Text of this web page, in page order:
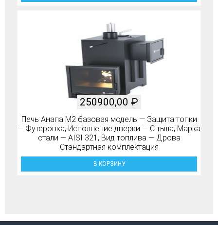
Печь Анапа М2 базовая модель — Защита топки
— Футеровка, Исполнение дверки — С тыла, Марка
стали — AISI 321, Вид топлива — Дрова
Стандартная комплектация
250900,00 ₽
В КОРЗИНУ